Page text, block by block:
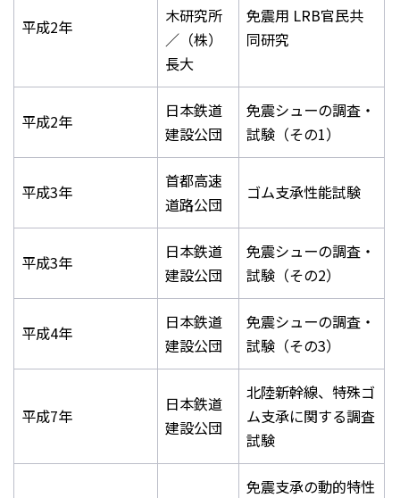
平成2年
木研究所
／（株）
長大
免震用 LRB官民共
同研究
平成2年
日本鉄道
建設公団
免震シューの調査・
試験（その1）
平成3年
首都高速
道路公団
ゴム支承性能試験
平成3年
日本鉄道
建設公団
免震シューの調査・
試験（その2）
平成4年
日本鉄道
建設公団
免震シューの調査・
試験（その3）
平成7年
日本鉄道
建設公団
北陸新幹線、特殊ゴ
ム支承に関する調査
試験
免震支承の動的特性